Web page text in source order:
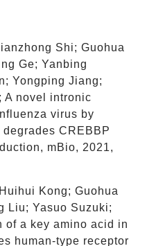
Shi; Guohua
Ge; Yanbing
Yongping Jiang;
A novel intronic
virus by
CREBBP
mBio, 2021,
Kong; Guohua
Liu; Yasuo Suzuki;
of a key amino acid in
human-type receptor